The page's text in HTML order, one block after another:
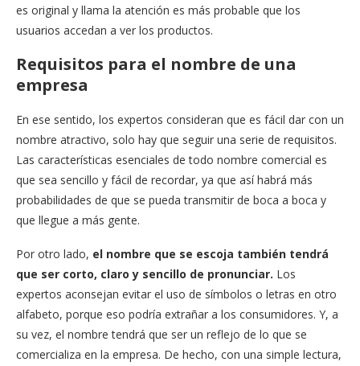
es original y llama la atención es más probable que los
usuarios accedan a ver los productos.
Requisitos para el nombre de una
empresa
En ese sentido, los expertos consideran que es fácil dar con un
nombre atractivo, solo hay que seguir una serie de requisitos.
Las características esenciales de todo nombre comercial es
que sea sencillo y fácil de recordar, ya que así habrá más
probabilidades de que se pueda transmitir de boca a boca y
que llegue a más gente.
Por otro lado, el nombre que se escoja también tendrá
que ser corto, claro y sencillo de pronunciar. Los
expertos aconsejan evitar el uso de símbolos o letras en otro
alfabeto, porque eso podría extrañar a los consumidores. Y, a
su vez, el nombre tendrá que ser un reflejo de lo que se
comercializa en la empresa. De hecho, con una simple lectura,